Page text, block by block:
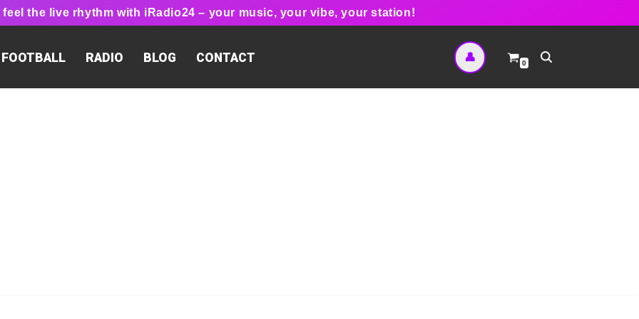
feel the live rhythm with iRadio24 – your music, your vibe, your station!
FOOTBALL RADIO BLOG CONTACT 👤 0